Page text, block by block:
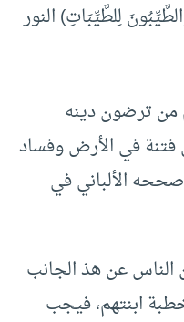
لِلطَّيِّبَاتِ) النور
من ترضون دينه
فتنة في الأرض وفساد
وصححه الألباني في
الناس عن هذ الجانب
ابنتهم، فيجب